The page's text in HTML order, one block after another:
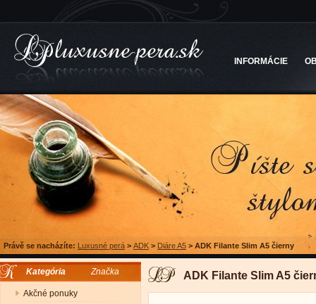
INFORMÁCIE
Právě se nacházíte: Luxusné perá > ADK > Diáre A5 > ADK Filante Slim A5 čierny
Kategória Značka
Akčné ponuky
ADK Filante Slim A5